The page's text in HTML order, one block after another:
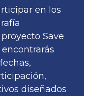
en los
Save
diseñados